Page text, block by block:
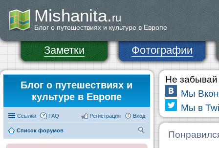
Mishanita.ru
Блог о путешествиях и культуре в Европе
Заметки Фотографии
Блог о путешествиях и
культуре в Европе
Ссылки FAQ Вход
Регистрация
Список форумов
Не забывай
Мы
Мы в